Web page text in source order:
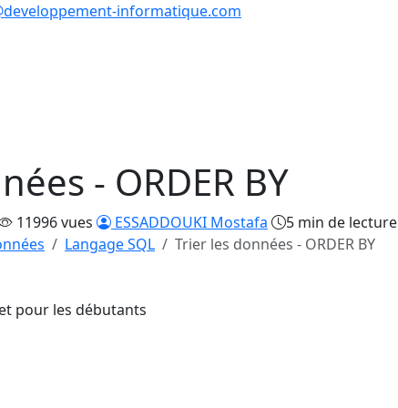
informatique.com
- ORDER BY
11996 vues ESSADDOUKI Mostafa
5 min de lecture
Langage SQL Trier les données - ORDER BY
pour les débutants